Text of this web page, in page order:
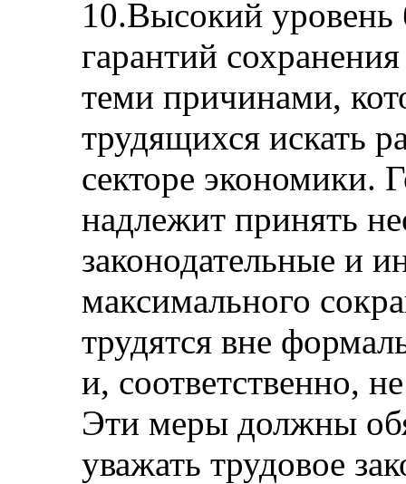
10.Высокий уровень
гарантий
теми причинами,
трудящихся искать
секторе экономики.
надлежит принять
законодательные и
максимального
трудятся вне
и, соответственно,
Эти меры должны
уважать трудовое